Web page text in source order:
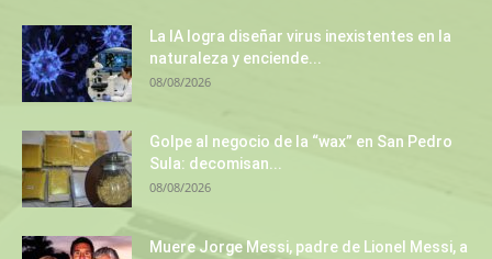
La IA logra diseñar virus inexistentes en la
naturaleza y enciende...
08/08/2026
Golpe al negocio de la “wax” en San Pedro
Sula: decomisan...
08/08/2026
Muere Jorge Messi, padre de Lionel Messi, a